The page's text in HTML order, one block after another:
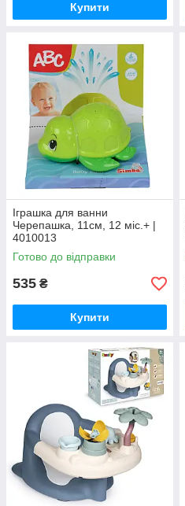
Купити
Іграшка для ванни
Черепашка, 11см, 12 міс.+ |
4010013
Готово до відправки
535 ₴
Купити